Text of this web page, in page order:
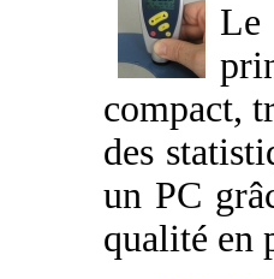
compact,
des
un PC
qualité en